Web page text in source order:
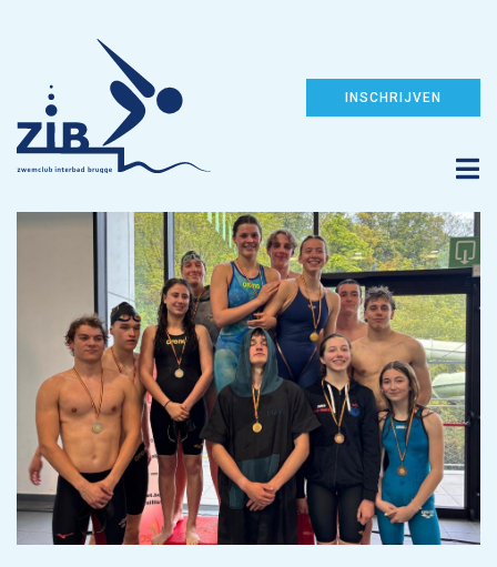
INSCHRIJVEN